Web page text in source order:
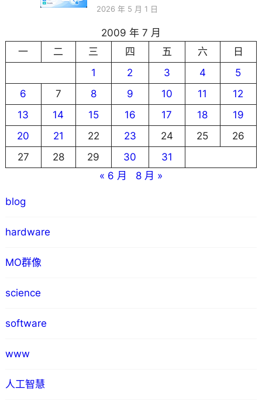
2026 年 5 月 1 日
2009 年 7 月
一
二 三 四 五 六
日
1
2 3 4
5
6
7 8 9 10 11
12
13
14 15 16 17 18
19
20
21 22 23 24 25
26
27
28 29 30
31
« 6 月
8 月 »
blog
hardware
MO群像
science
software
www
人工智慧